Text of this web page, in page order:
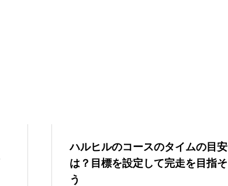
ハルヒルのコースのタイムの目安
は？目標を設定して完走を目指そ
う